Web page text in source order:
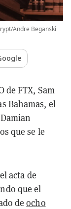
Andre Beganski
de FTX, Sam
Bahamas, el
que se le
acta de
que el
deocho